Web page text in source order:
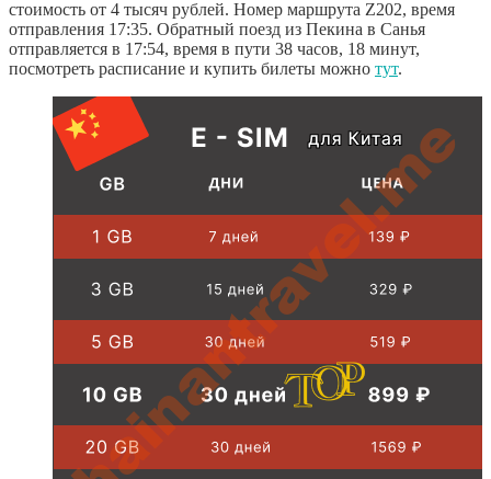
стоимость от 4 тысяч рублей. Номер маршрута Z202, время
отправления 17:35. Обратный поезд из Пекина в Санья
отправляется в 17:54, время в пути 38 часов, 18 минут,
посмотреть расписание и купить билеты можно тут.